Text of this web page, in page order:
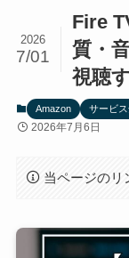
Fire
質・
視聴
2026
7/01
Amazon サービ
2026年7月6日
当ページのリ